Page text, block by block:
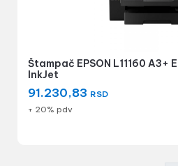
Štampač EPSON L11160 A3+
InkJet
91.230,83 RSD
+ 20% pdv